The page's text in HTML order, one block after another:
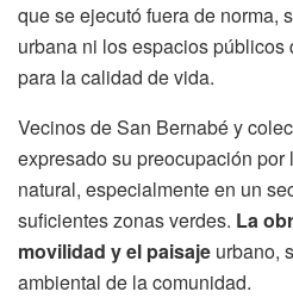
que se ejecutó fuera de norma,
urbana ni los espacios
para la calidad de vida.
Vecinos de San Bernabé y
expresado su preocupación
natural, especialmente en un
suficientes zonas verdes. La
movilidad y el paisaje urbano,
ambiental de la comunidad.